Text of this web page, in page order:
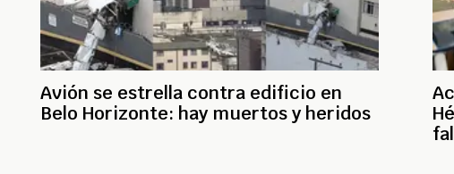
Avión se estrella contra edificio en
Belo Horizonte: hay muertos y heridos